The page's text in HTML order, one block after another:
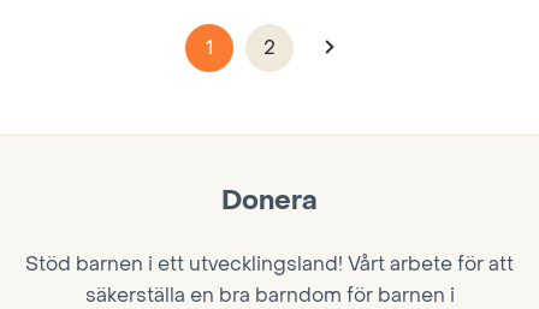
1 2
Donera
Stöd barnen i ett utvecklingsland! Vårt arbete för att
säkerställa en bra barndom för barnen i